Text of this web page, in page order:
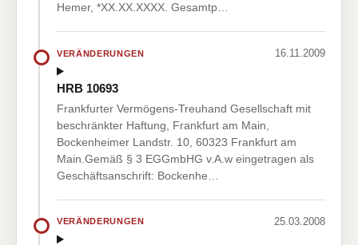
Hemer, *XX.XX.XXXX. Gesamtp…
VERÄNDERUNGEN 16.11.2009
HRB 10693
Frankfurter Vermögens-Treuhand Gesellschaft mit
beschränkter Haftung, Frankfurt am Main,
Bockenheimer Landstr. 10, 60323 Frankfurt am
Main.Gemäß § 3 EGGmbHG v.A.w eingetragen als
Geschäftsanschrift: Bockenhe…
VERÄNDERUNGEN 25.03.2008